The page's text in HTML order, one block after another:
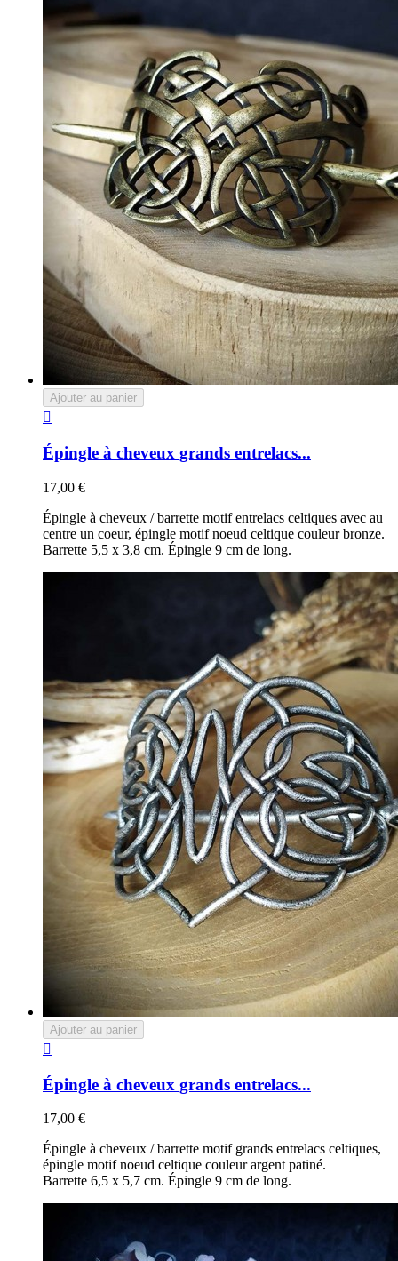
Ajouter au panier

Épingle à cheveux grands entrelacs...
17,00 €
Épingle à cheveux / barrette motif entrelacs celtiques avec au
centre un coeur, épingle motif noeud celtique couleur bronze.
Barrette 5,5 x 3,8 cm. Épingle 9 cm de long.
Ajouter au panier

Épingle à cheveux grands entrelacs...
17,00 €
Épingle à cheveux / barrette motif grands entrelacs celtiques,
épingle motif noeud celtique couleur argent patiné.
Barrette 6,5 x 5,7 cm. Épingle 9 cm de long.